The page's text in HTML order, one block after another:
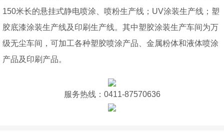
150米长的悬挂式静电喷涂、喷粉生产线；UV涂装生产线；塑
胶底漆涂装生产线及印刷生产线。其中塑胶涂装生产车间为万
级无尘车间，可加工各种塑胶喷涂产品、金属粉体和液体喷涂
产品及印刷产品。
服务热线：0411-87570636